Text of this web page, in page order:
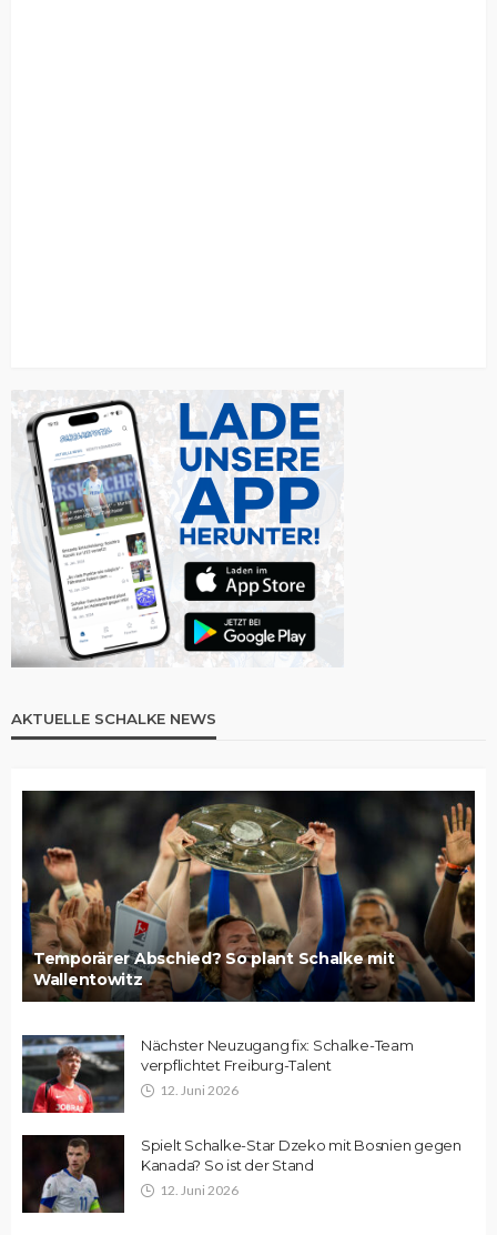
AKTUELLE SCHALKE NEWS
Temporärer Abschied? So plant Schalke mit
Wallentowitz
Nächster Neuzugang fix: Schalke-Team
verpflichtet Freiburg-Talent
12. Juni 2026
Spielt Schalke-Star Dzeko mit Bosnien gegen
Kanada? So ist der Stand
12. Juni 2026